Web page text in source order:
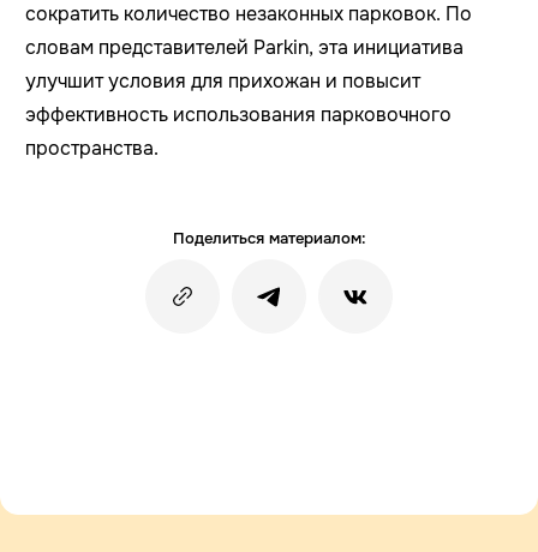
сократить количество незаконных парковок. По
словам представителей Parkin, эта инициатива
улучшит условия для прихожан и повысит
эффективность использования парковочного
пространства.
Поделиться материалом: